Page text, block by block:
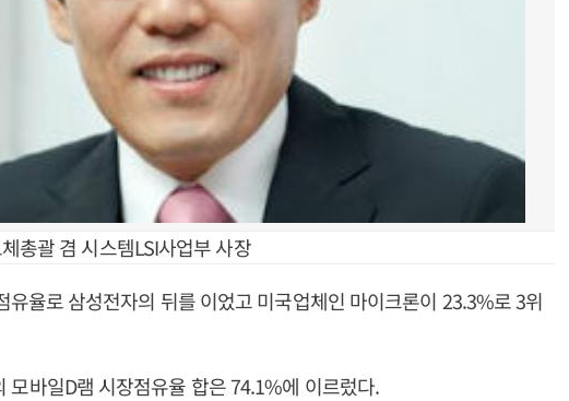
총괄 겸 시스템LSI사업부 사장
유율로 삼성전자의 뒤를 이었고 미국업체인 마이크론이 23.3%로 3위
모바일D램 시장점유율 합은 74.1%에 이르렀다.